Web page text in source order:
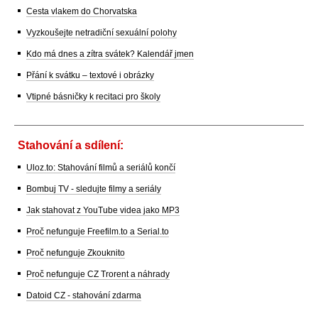
Cesta vlakem do Chorvatska
Vyzkoušejte netradiční sexuální polohy
Kdo má dnes a zítra svátek? Kalendář jmen
Přání k svátku – textové i obrázky
Vtipné básničky k recitaci pro školy
Stahování a sdílení:
Uloz.to: Stahování filmů a seriálů končí
Bombuj TV - sledujte filmy a seriály
Jak stahovat z YouTube videa jako MP3
Proč nefunguje Freefilm.to a Serial.to
Proč nefunguje Zkouknito
Proč nefunguje CZ Trorent a náhrady
Datoid CZ - stahování zdarma